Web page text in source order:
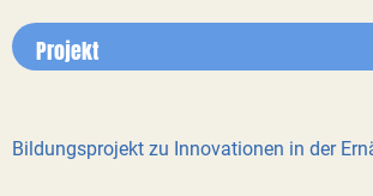
Projekt
Bildungsprojekt zu Innovationen in der